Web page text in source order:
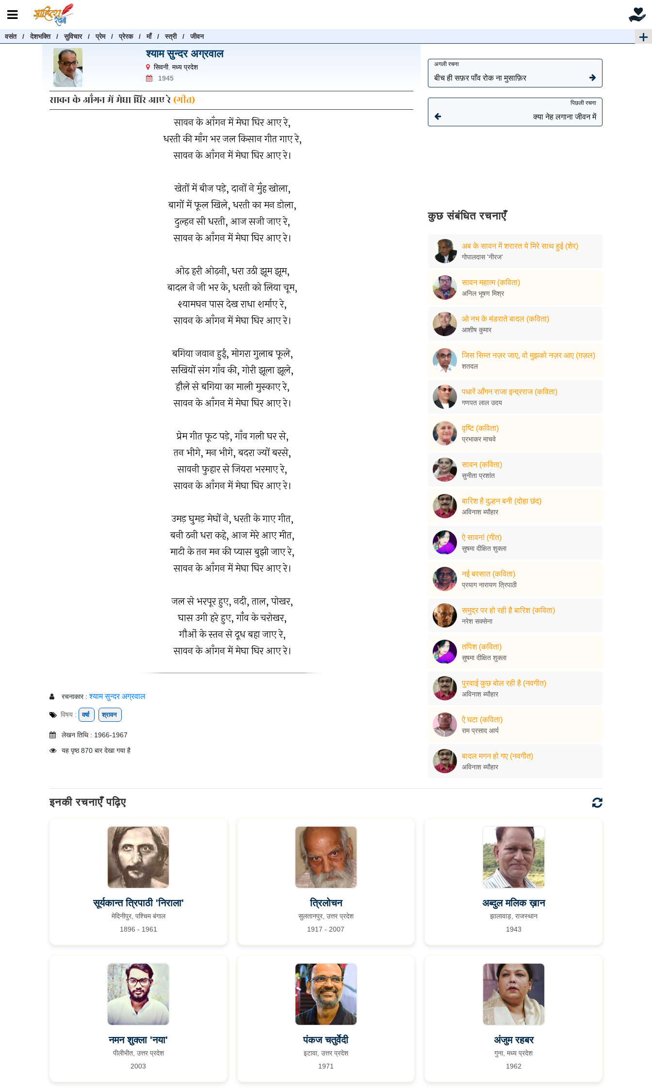
वसंत/देशभक्ति/सुविचार/प्रेम/प्रेरक/माँ/स्त्री/जीवन
श्याम सुन्दर अग्रवाल
सिवनी, मध्य प्रदेश
1945
सावन के आँगन में मेघा घिर आए रे(गीत)
सावन के आँगन में मेघा घिर आए रे,
धरती की माँग भर जल किसान गीत गाए रे,
सावन के आँगन में मेघा घिर आए रे।
खेतों में बीज पड़े, दानों ने मुँह खोला,
बागों में फूल खिले, धरती का मन डोला,
दुल्हन सी धरती, आज सजी जाए रे,
सावन के आँगन में मेघा घिर आए रे।
ओढ़ हरी ओढ़नी, धरा उठी झूम झूम,
बादल ने जी भर के, धरती को लिया चूम,
श्यामघन पास देख राधा शर्माए रे,
सावन के आँगन में मेघा घिर आए रे।
बगिया जवान हुई, मोगरा गुलाब फूले,
सखियों संग गाँव की, गोरी झूला झूले,
हौले से बगिया का माली मुस्काए रे,
सावन के आँगन में मेघा घिर आए रे।
प्रेम गीत फूट पड़े, गाँव गली घर से,
तन भीगे, मन भीगे, बदरा ज्यों बरसे,
सावनी फुहार से जियरा भरमाए रे,
सावन के आँगन में मेघा घिर आए रे।
उमड़ घुमड़ मेघों ने, धरती के गाए गीत,
बनी ठनी धरा कहे, आज मेरे आए मीत,
माटी के तन मन की प्यास बुझी जाए रे,
सावन के आँगन में मेघा घिर आए रे।
जल से भरपूर हुए, नदी, ताल, पोखर,
घास उगी हरे हुए, गाँंव के चरोखर,
गौओं के स्तन से दूध बहा जाए रे,
सावन के आँगन में मेघा घिर आए रे।
रचनाकार : श्याम सुन्दर अग्रवाल
विषय : वर्षा श्रावन
लेखन तिथि : 1966-1967
यह पृष्ठ 870 बार देखा गया है
अगली रचना
बीच ही सफ़र पाँव रोक ना मुसाफ़िर
पिछली रचना
क्या नेह लगाना जीवन में
कुछ संबंधित रचनाएँ
अब के सावन में शरारत ये मिरे साथ हुई (शेर)
गोपालदास 'नीरज'
सावन महात्म (कविता)
अनिल भूषण मिश्र
ओ नभ के मंडराते बादल (कविता)
आशीष कुमार
जिस सिम्त नज़र जाए, वो मुझको नज़र आए (ग़ज़ल)
शतदल
पधारें आँगन राजा इन्द्रराज (कविता)
गणपत लाल उदय
वृष्टि (कविता)
प्रभाकर माचवे
सावन (कविता)
सुनीता प्रशांत
बारिश है दुल्हन बनी (दोहा छंद)
अविनाश ब्यौहार
ऐ सावन! (गीत)
सुषमा दीक्षित शुक्ला
नई बरसात (कविता)
प्रयाग नारायण त्रिपाठी
समुद्र पर हो रही है बारिश (कविता)
नरेश सक्सेना
तपिश (कविता)
सुषमा दीक्षित शुक्ला
पुरवाई कुछ बोल रही है (नवगीत)
अविनाश ब्यौहार
ऐ घटा (कविता)
राम प्रसाद आर्य
बादल मगन हो गए (नवगीत)
अविनाश ब्यौहार
इनकी रचनाएँ पढ़िए
सूर्यकान्त त्रिपाठी 'निराला'
मेदिनीपुर, पश्चिम बंगाल
1896 - 1961
त्रिलोचन
सुलतानपुर, उत्तर प्रदेश
1917 - 2007
अब्दुल मलिक ख़ान
झालावाड़, राजस्थान
1943
नमन शुक्ला 'नया'
पीलीभीत, उत्तर प्रदेश
2003
पंकज चतुर्वेदी
इटावा, उत्तर प्रदेश
1971
अंजुम रहबर
गुना, मध्य प्रदेश
1962
रचनाएँ खोजें
रचनाएँ खोजने के लिए नीचे दी गई बॉक्स में हिन्दी में लिखें और "खोजें" बटन पर क्लिक
हटाएँ
खोजें